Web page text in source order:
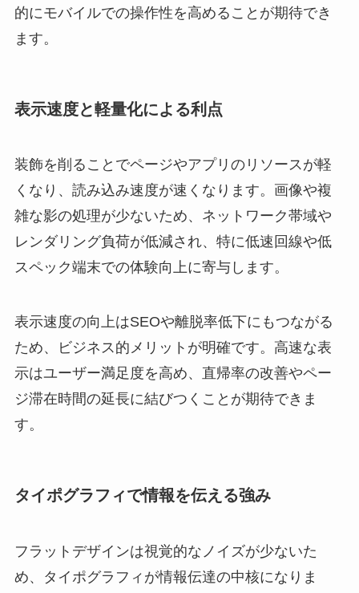
的にモバイルでの操作性を高めることが期待でき
ます。
表示速度と軽量化による利点
装飾を削ることでページやアプリのリソースが軽
くなり、読み込み速度が速くなります。画像や複
雑な影の処理が少ないため、ネットワーク帯域や
レンダリング負荷が低減され、特に低速回線や低
スペック端末での体験向上に寄与します。
表示速度の向上はSEOや離脱率低下にもつながる
ため、ビジネス的メリットが明確です。高速な表
示はユーザー満足度を高め、直帰率の改善やペー
ジ滞在時間の延長に結びつくことが期待できま
す。
タイポグラフィで情報を伝える強み
フラットデザインは視覚的なノイズが少ないた
め、タイポグラフィが情報伝達の中核になりま